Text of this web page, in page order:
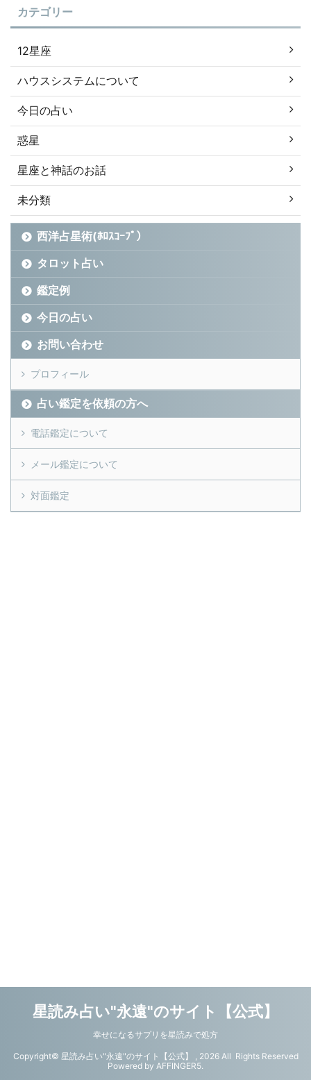
カテゴリー
12星座
ハウスシステムについて
今日の占い
惑星
星座と神話のお話
未分類
西洋占星術(ﾎﾛｽｺｰﾌﾟ）
タロット占い
鑑定例
今日の占い
お問い合わせ
プロフィール
占い鑑定を依頼の方へ
電話鑑定について
メール鑑定について
対面鑑定
星読み占い"永遠"のサイト【公式】
幸せになるサプリを星読みで処方
Copyright© 星読み占い"永遠"のサイト【公式】 , 2026 All Rights Reserved
Powered by AFFINGER5.